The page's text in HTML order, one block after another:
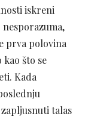
iskreni
prva polovina
kao što se
Kada
talas